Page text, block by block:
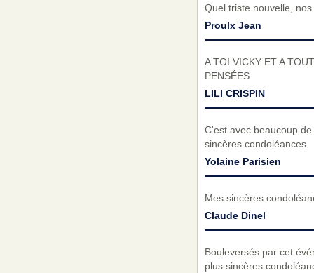
Quel triste nouvelle,
Proulx Jean
A TOI VICKY ET A
PENSÉES
LILI CRISPIN
C'est avec beaucoup
sincères condoléances.
Yolaine Parisien
Mes sincères
Claude Dinel
Bouleversés par cet
plus sincères